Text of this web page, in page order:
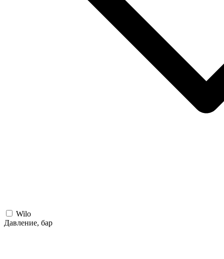
Wilo
Давление, бар